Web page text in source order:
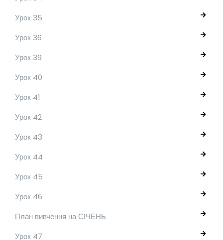
Урок 35
Урок 36
Урок 39
Урок 40
Урок 41
Урок 42
Урок 43
Урок 44
Урок 45
Урок 46
План вивчення на СІЧЕНЬ
Урок 47